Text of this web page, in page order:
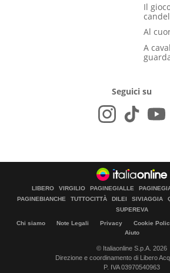
Il
Al
A
Seguici su
LIBERO VIRGILIO PAGINEGIALLE
PAGINEBIANCHE
TUTTOCITTÀ DILEI SIVIAGGIA
SUPEREVA
Chi siamo Note Legali Privacy Cookie
Aiuto
© Italiaonline S.p.A. 2026
Direzione e coordinamento di Libero
P. IVA 03970540963